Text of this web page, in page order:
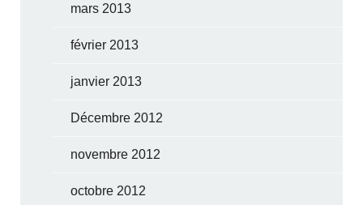
mars 2013
février 2013
janvier 2013
Décembre 2012
novembre 2012
octobre 2012